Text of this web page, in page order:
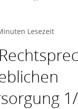
Lesezeit